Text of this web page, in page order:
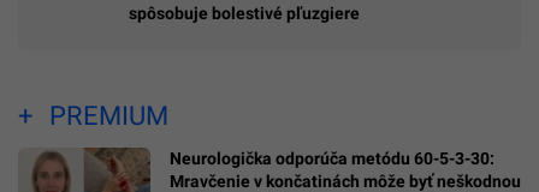
spôsobuje bolestivé pľuzgiere
PREMIUM
Neurologička odporúča metódu 60-5-3-30:
Mravčenie v končatinách môže byť neškodnou